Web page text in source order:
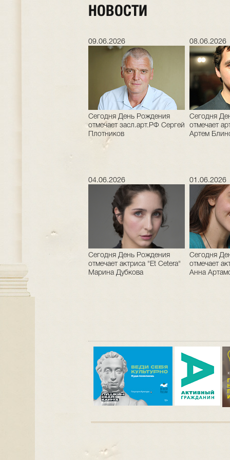
НОВОСТИ
09.06.2026
Сегодня День Рождения
отмечает засл.арт.РФ Сергей
Плотников
08.06.2026
Сегодня
отмечает
Артем
04.06.2026
Сегодня День Рождения
отмечает актриса "Et Cetera"
Марина Дубкова
01.06.2026
Сегодня
отмечает
Анна